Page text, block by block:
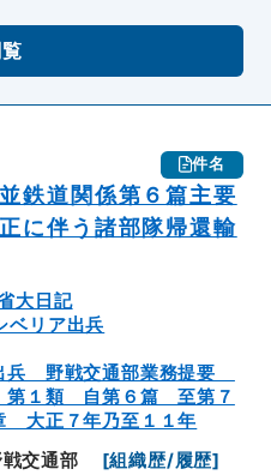
件名
鉄道関係第６篇主要
に伴う諸部隊帰還輸
大日記
ベリア出兵
兵 野戦交通部業務提要
第１類 自第６篇 至第７
正７年乃至１１年
交通部 [組織歴/履歴]